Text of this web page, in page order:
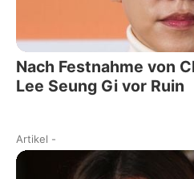
Nach Festnahme von
Lee Seung Gi vor Ruin
Artikel -